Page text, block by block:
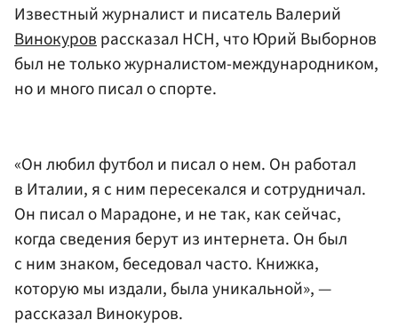
Известный журналист и писатель Валерий
Винокуров рассказал НСН, что Юрий Выборнов
был не только журналистом-международником,
но и много писал о спорте.
«Он любил футбол и писал о нем. Он работал
в Италии, я с ним пересекался и сотрудничал.
Он писал о Марадоне, и не так, как сейчас,
когда сведения берут из интернета. Он был
с ним знаком, беседовал часто. Книжка,
которую мы издали, была уникальной», —
рассказал Винокуров.